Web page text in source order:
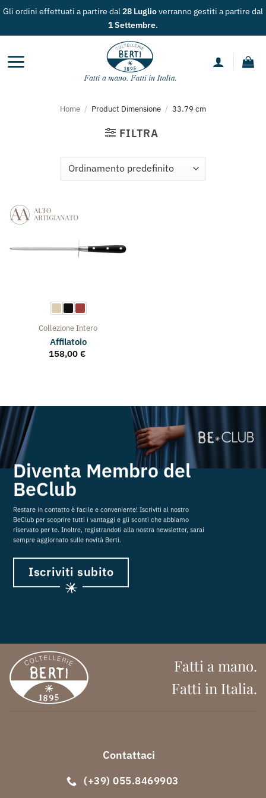
Salta
Gli ordini effettuati a partire dal28 Luglioverranno gestiti a partire dal
1 Settembre.
Home / Product Dimensione / 33.79 cm
FILTRA
CollezioneIntero
Affilatoio
158,00 €
Diventa Membro del
BeClub
Restare in contatto è facile e conveniente! Iscriviti al nostro
BeClub per scoprire tutti i vantaggi e gli sconti che abbiamo
riservato per te. Inoltre, registrandoti alla nostra newsletter, sarai
sempre aggiornato sulle novità Berti.
Iscriviti subito
Fatti a mano.
Fatti in Italia.
Contattaci
(+39) 055.8469903